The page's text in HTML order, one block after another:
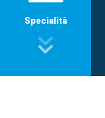
Specialità